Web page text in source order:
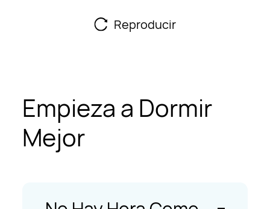
Reproducir
Empieza a Dormir
Mejor